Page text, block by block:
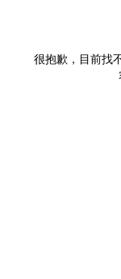
很抱歉，目前找